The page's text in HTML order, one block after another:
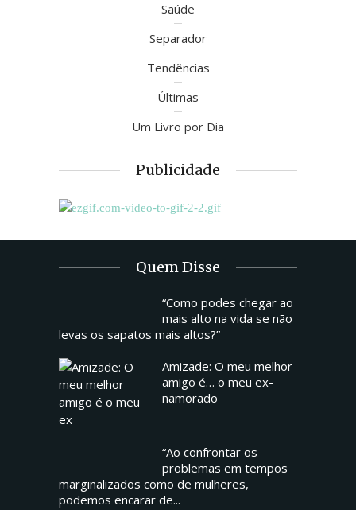
Saúde
Separador
Tendências
Últimas
Um Livro por Dia
Publicidade
Quem Disse
“Como podes chegar ao
mais alto na vida se não
levas os sapatos mais altos?”
Amizade: O meu melhor
amigo é… o meu ex-
namorado
“Ao confrontar os
problemas em tempos
marginalizados como de mulheres,
podemos encarar de...